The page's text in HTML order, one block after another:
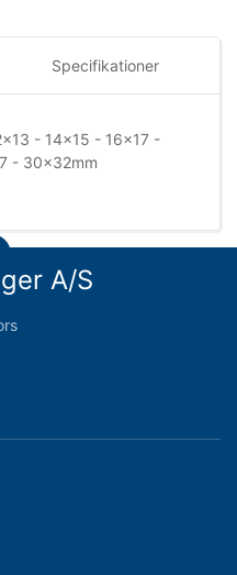
Specifikationer
- 14x15 - 16x17 -
- 30x32mm
A/S